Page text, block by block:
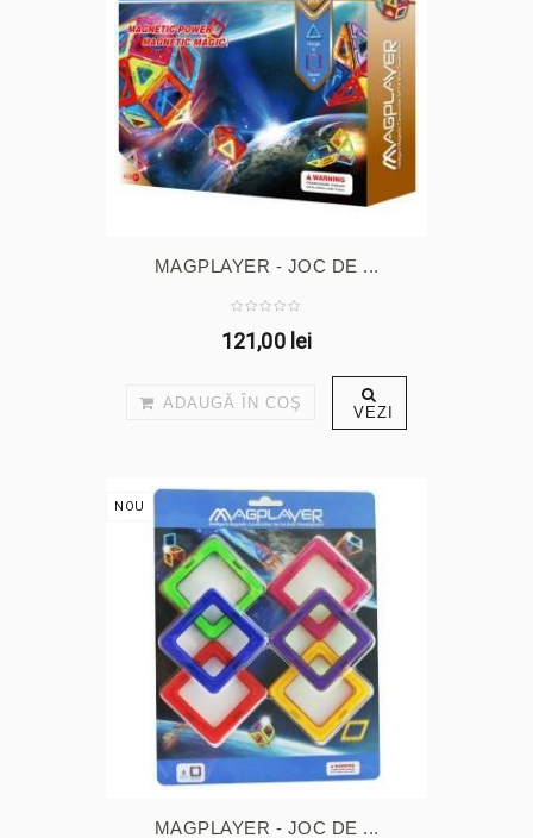
MAGPLAYER - JOC DE ...
121,00 lei
ADAUGĂ ÎN COŞ VEZI
NOU
MAGPLAYER - JOC DE ...